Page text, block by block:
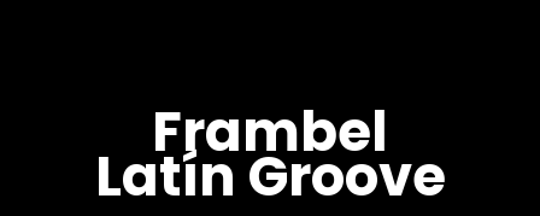
Frambel
Latín Groove